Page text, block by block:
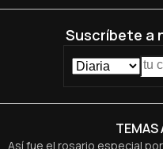
TEMAS
Así fue el rosario especial
Suscríbete a